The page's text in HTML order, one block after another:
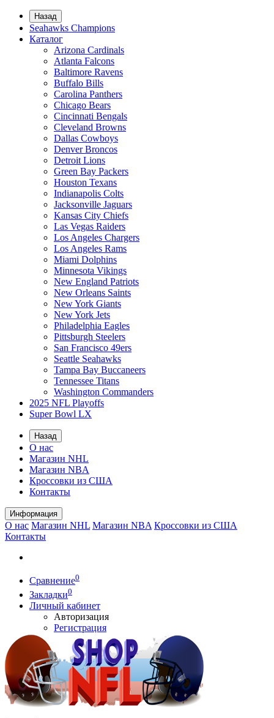
Назад
Seahawks Champions
Каталог
Arizona Cardinals
Atlanta Falcons
Baltimore Ravens
Buffalo Bills
Carolina Panthers
Chicago Bears
Cincinnati Bengals
Cleveland Browns
Dallas Cowboys
Denver Broncos
Detroit Lions
Green Bay Packers
Houston Texans
Indianapolis Colts
Jacksonville Jaguars
Kansas City Chiefs
Las Vegas Raiders
Los Angeles Chargers
Los Angeles Rams
Miami Dolphins
Minnesota Vikings
New England Patriots
New Orleans Saints
New York Giants
New York Jets
Philadelphia Eagles
Pittsburgh Steelers
San Francisco 49ers
Seattle Seahawks
Tampa Bay Buccaneers
Tennessee Titans
Washington Commanders
2025 NFL Playoffs
Super Bowl LX
Назад
О нас
Магазин NHL
Магазин NBA
Кроссовки из США
Контакты
Информация
О нас Магазин NHL Магазин NBA Кроссовки из США
Контакты
Сравнение0
Закладки0
Личный кабинет
Авторизация
Регистрация